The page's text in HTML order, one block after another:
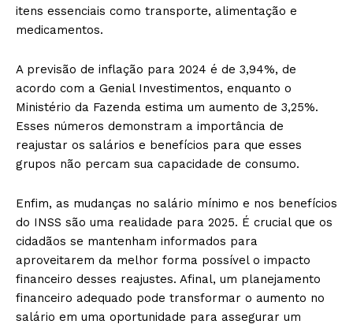
itens essenciais como transporte, alimentação e
medicamentos.
A previsão de inflação para 2024 é de 3,94%, de
acordo com a Genial Investimentos, enquanto o
Ministério da Fazenda estima um aumento de 3,25%.
Esses números demonstram a importância de
reajustar os salários e benefícios para que esses
grupos não percam sua capacidade de consumo.
Enfim, as mudanças no salário mínimo e nos benefícios
do INSS são uma realidade para 2025. É crucial que os
cidadãos se mantenham informados para
aproveitarem da melhor forma possível o impacto
financeiro desses reajustes. Afinal, um planejamento
financeiro adequado pode transformar o aumento no
salário em uma oportunidade para assegurar um